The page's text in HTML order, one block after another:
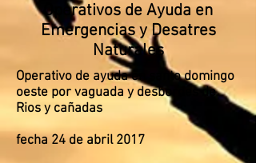
Operativos de Ayuda en
Emergencias y Desatres
Naturales
Operativo de ayuda en santo domingo
oeste por vaguada y desbordes de
Rios y cañadas
fecha 24 de abril 2017